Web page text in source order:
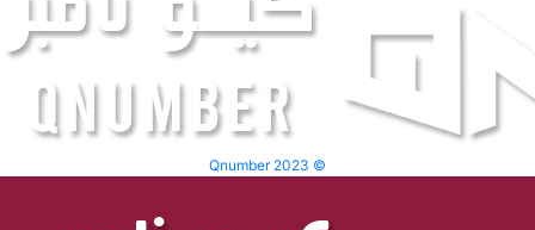
Qnumber 2023 ©